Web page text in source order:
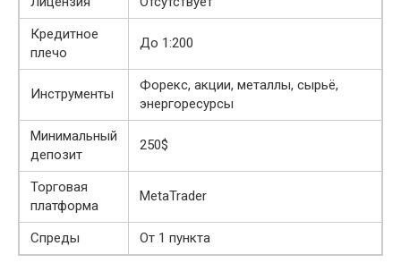
Кредитное
плечо
До 1:200
Инструменты
Форекс, акции, металлы, сырьё,
энергоресурсы
Минимальный
депозит
250$
Торговая
платформа
MetaTrader
Спреды От 1 пункта